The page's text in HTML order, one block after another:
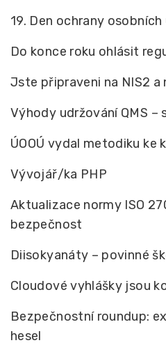
19. Den ochrany osobních
Do konce roku ohlásit
Jste připraveni na NIS2 a
Výhody udržování QMS
ÚOOÚ vydal metodiku ke
Vývojář/ka PHP
Aktualizace normy ISO
bezpečnost
Diisokyanáty – povinné
Cloudové vyhlášky jsou
Bezpečnostní roundup:
hesel